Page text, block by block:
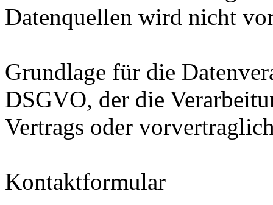
Datenquellen wird nicht
Grundlage für die
DSGVO, der die
Vertrags oder
Kontaktformular